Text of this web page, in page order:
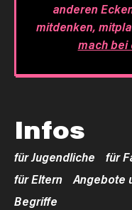
anderen
mitdenken,
mach bei
Infos
für Jugendliche
für
für Eltern
Angebote
Begriffe